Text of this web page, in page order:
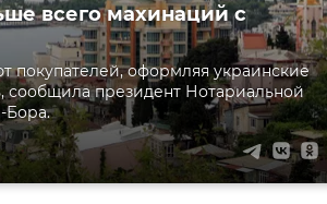
всего махинаций с
оформляя украинские
сообщила президент Нотариальной
Бора.